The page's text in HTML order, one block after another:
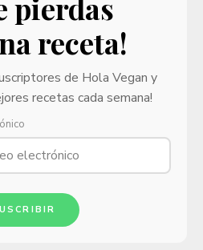
pierdas
receta!
de Hola Vegan y
recetas cada semana!